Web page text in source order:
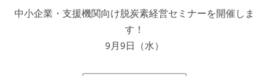
中小企業・支援機関向け脱炭素経営セミナーを開催しま
す！
9月9日（水）